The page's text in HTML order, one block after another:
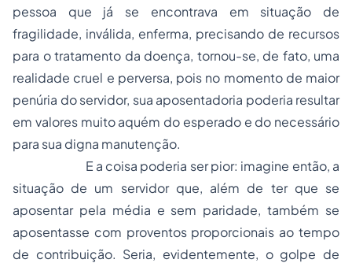
pessoa que já se encontrava em situação de
fragilidade, inválida, enferma, precisando de recursos
para o tratamento da doença, tornou-se, de fato, uma
realidade cruel e perversa, pois no momento de maior
penúria do servidor, sua aposentadoria poderia resultar
em valores muito aquém do esperado e do necessário
para sua digna manutenção.
E a coisa poderia ser pior: imagine então, a
situação de um servidor que, além de ter que se
aposentar pela média e sem paridade, também se
aposentasse com proventos proporcionais ao tempo
de contribuição. Seria, evidentemente, o golpe de